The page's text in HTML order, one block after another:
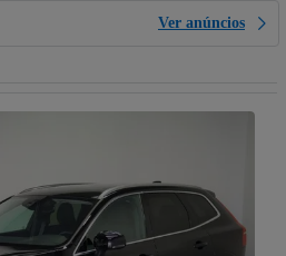
Ver anúncios